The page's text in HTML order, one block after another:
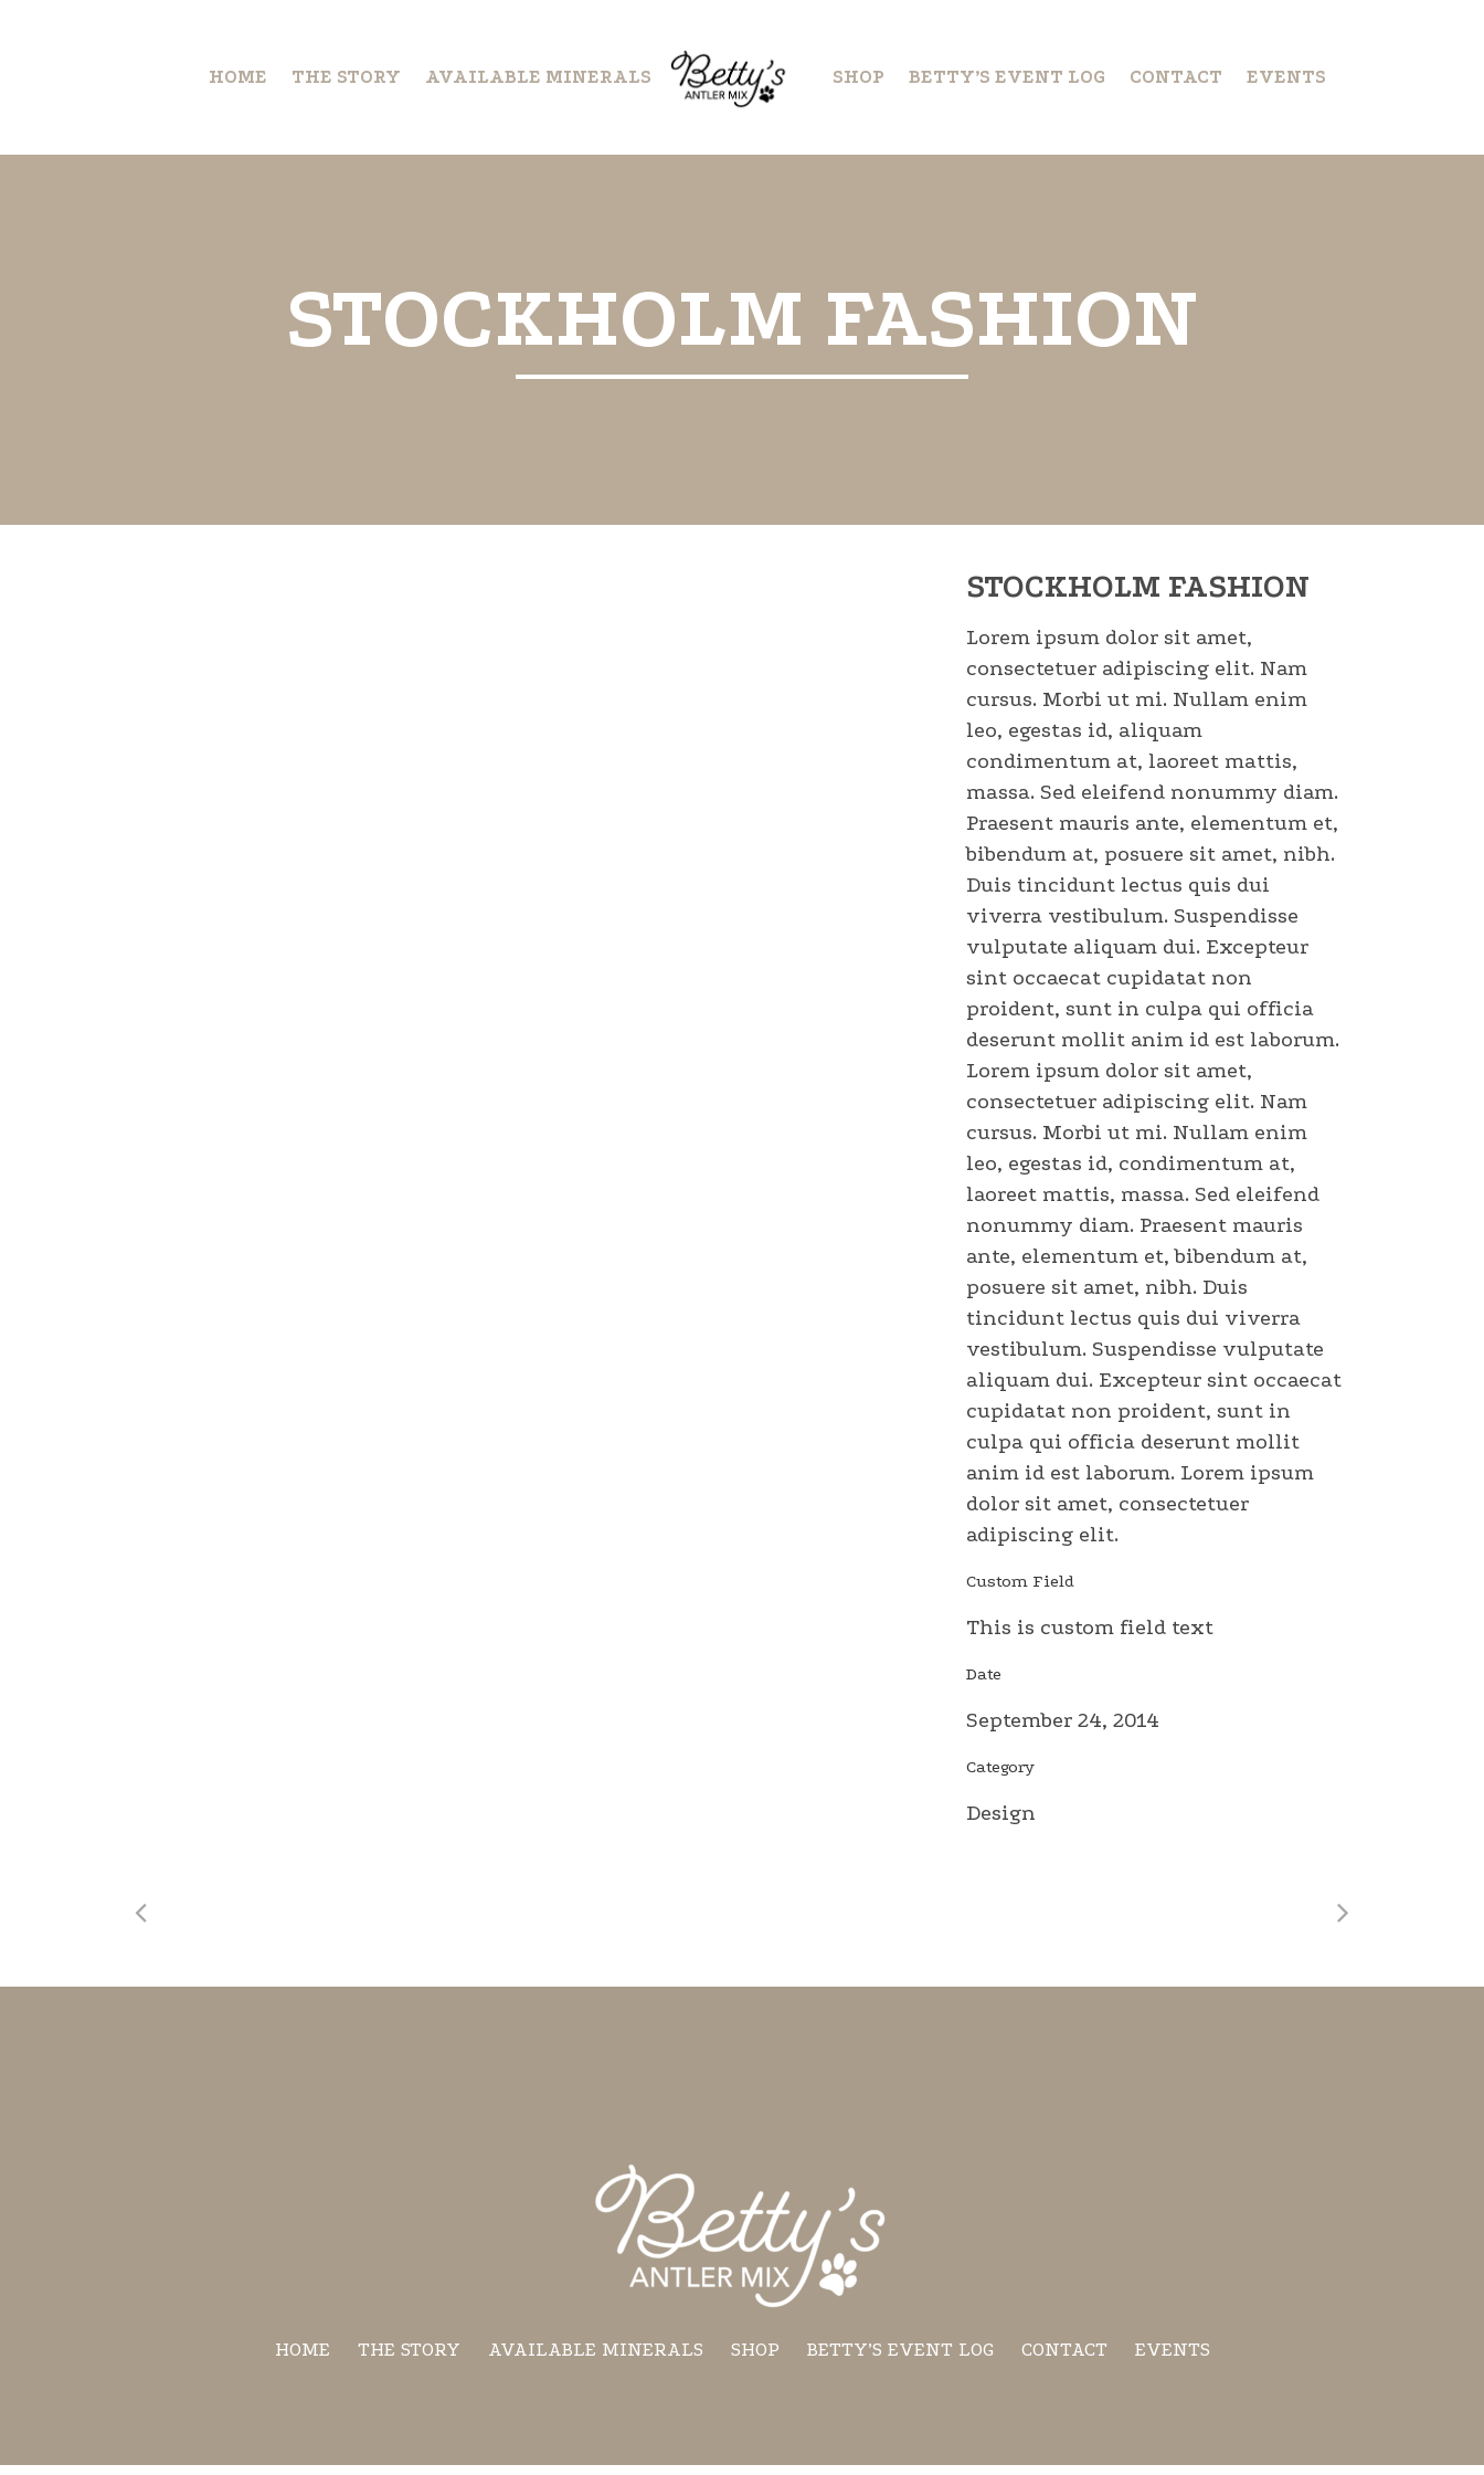
HOME THE STORY AVAILABLE MINERALS SHOP BETTY’S EVENT LOG CONTACT EVENTS
STOCKHOLM FASHION
STOCKHOLM FASHION
Lorem ipsum dolor sit amet,
consectetuer adipiscing elit. Nam
cursus. Morbi ut mi. Nullam enim
leo, egestas id, aliquam
condimentum at, laoreet mattis,
massa. Sed eleifend nonummy diam.
Praesent mauris ante, elementum et,
bibendum at, posuere sit amet, nibh.
Duis tincidunt lectus quis dui
viverra vestibulum. Suspendisse
vulputate aliquam dui. Excepteur
sint occaecat cupidatat non
proident, sunt in culpa qui officia
deserunt mollit anim id est laborum.
Lorem ipsum dolor sit amet,
consectetuer adipiscing elit. Nam
cursus. Morbi ut mi. Nullam enim
leo, egestas id, condimentum at,
laoreet mattis, massa. Sed eleifend
nonummy diam. Praesent mauris
ante, elementum et, bibendum at,
posuere sit amet, nibh. Duis
tincidunt lectus quis dui viverra
vestibulum. Suspendisse vulputate
aliquam dui. Excepteur sint occaecat
cupidatat non proident, sunt in
culpa qui officia deserunt mollit
anim id est laborum. Lorem ipsum
dolor sit amet, consectetuer
adipiscing elit.
Custom Field
This is custom field text
Date
September 24, 2014
Category
Design
HOME THE STORY AVAILABLE MINERALS SHOP BETTY’S EVENT LOG CONTACT EVENTS